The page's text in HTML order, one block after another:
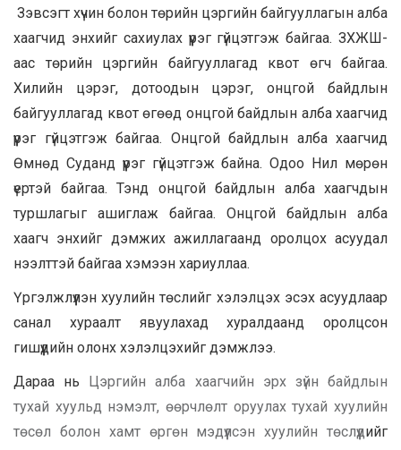
Зэвсэгт хүчин болон төрийн цэргийн байгууллагын алба
хаагчид энхийг сахиулах үүрэг гүйцэтгэж байгаа. ЗХЖШ-
аас төрийн цэргийн байгууллагад квот өгч байгаа.
Хилийн цэрэг, дотоодын цэрэг, онцгой байдлын
байгууллагад квот өгөөд онцгой байдлын алба хаагчид
үүрэг гүйцэтгэж байгаа. Онцгой байдлын алба хаагчид
Өмнөд Суданд үүрэг гүйцэтгэж байна. Одоо Нил мөрөн
үертэй байгаа. Тэнд онцгой байдлын алба хаагчдын
туршлагыг ашиглаж байгаа. Онцгой байдлын алба
хаагч энхийг дэмжих ажиллагаанд оролцох асуудал
нээлттэй байгаа хэмээн хариуллаа.
Үргэлжлүүлэн хуулийн төслийг хэлэлцэх эсэх асуудлаар
санал хураалт явуулахад хуралдаанд оролцсон
гишүүдийн олонх хэлэлцэхийг дэмжлээ.
Дараа нь
Цэргийн алба хаагчийн эрх зүйн байдлын
тухай хуульд нэмэлт, өөрчлөлт оруулах тухай хуулийн
төсөл болон хамт өргөн мэдүүлсэн хуулийн төслүүдийг